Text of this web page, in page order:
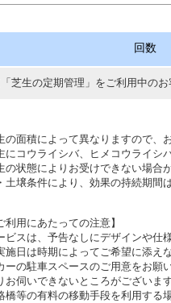
回数
芝生の定期管理」をご利用中のお
面積によって異なりますので、
コウライシバ、ヒメコウライシ
状態によりお受けできない場合が
壌条件により、効果の持続期間
利用にあたっての注意】
スは、予告なしにデザインや仕
日は時期によってご希望に添え
の駐車スペースのご用意をお願
伺いできないところがございます
等の有料の移動手段を利用する